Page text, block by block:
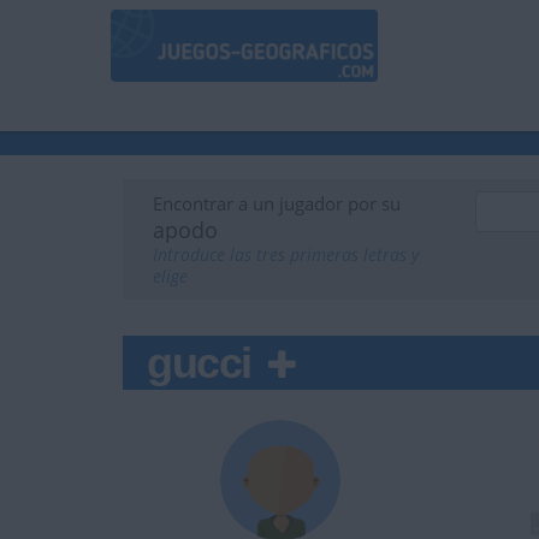
Encontrar a un jugador por su
apodo
gucci